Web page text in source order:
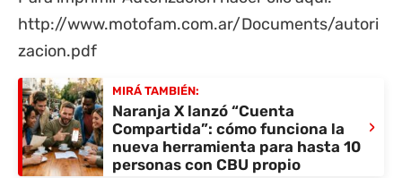
http://www.motofam.com.ar/Documents/autori
zacion.pdf
MIRÁ TAMBIÉN:
Naranja X lanzó “Cuenta
Compartida”: cómo funciona la
nueva herramienta para hasta 10
personas con CBU propio
›